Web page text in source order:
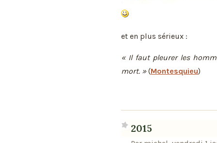
et en plus sérieux :
« Il faut pleurer les
mort. »(Montesquieu)
2015